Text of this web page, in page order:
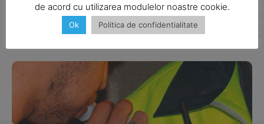
Company
Subscription Plans
My account
Articole asemănătoare
ALTE ARTICOLE
de acord cu utilizarea modulelor noastre cookie.
Ok Politica de confidentialitate